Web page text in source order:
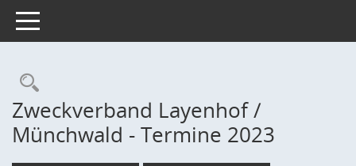
Toggle navigation
Rechercheauswahl
Zweckverband Layenhof /
Münchwald - Termine 2023